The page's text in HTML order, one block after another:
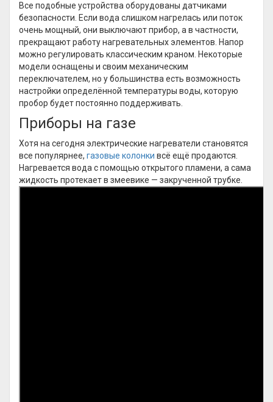
Все подобные устройства оборудованы датчиками
безопасности. Если вода слишком нагрелась или поток
очень мощный, они выключают прибор, а в частности,
прекращают работу нагревательных элементов. Напор
можно регулировать классическим краном. Некоторые
модели оснащены и своим механическим
переключателем, но у большинства есть возможность
настройки определённой температуры воды, которую
пробор будет постоянно поддерживать.
Приборы на газе
Хотя на сегодня электрические нагреватели становятся
все популярнее, газовые колонки всё ещё продаются.
Нагревается вода с помощью открытого пламени, а сама
жидкость протекает в змеевике — закрученной трубке.